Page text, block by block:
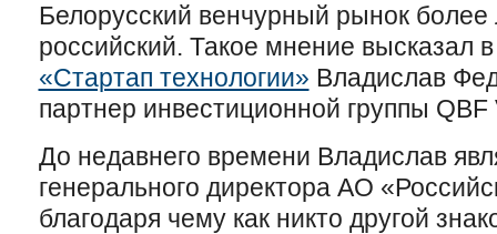
Белорусский венчурный рынок
российский. Такое мнение высказал
«Стартап технологии» Владислав
партнер инвестиционной группы QBF
До недавнего времени Владислав
генерального директора АО
благодаря чему как никто другой